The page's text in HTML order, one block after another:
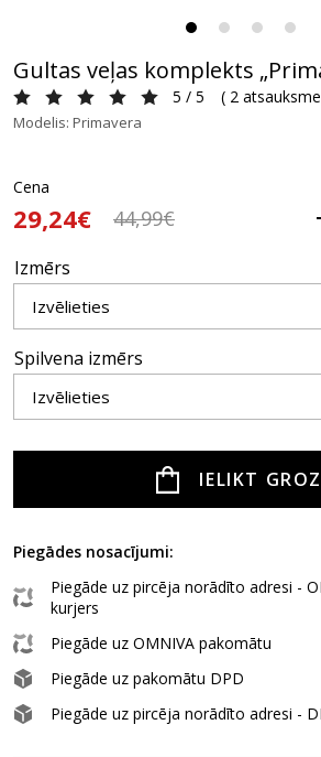
Gultas veļas komplekts
5 / 5 ( 2
Modelis: Primavera
Cena
29,24€ 44,99€
Izmērs
Spilvena izmērs
IELIKT
Piegādes nosacījumi:
Piegāde uz pircēja norādīto adresi -
kurjers
Piegāde uz OMNIVA pakomātu
Piegāde uz pakomātu DPD
Piegāde uz pircēja norādīto adresi -